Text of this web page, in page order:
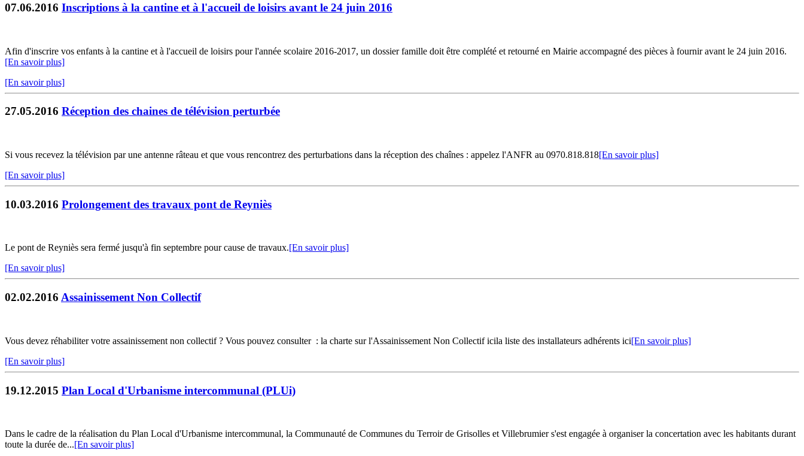
07.06.2016 Inscriptions à la cantine et à l'accueil de loisirs avant le 24 juin 2016
Afin d'inscrire vos enfants à la cantine et à l'accueil de loisirs pour l'année scolaire 2016-2017, un dossier famille doit être complété et retourné en Mairie accompagné des pièces à fournir avant le 24 juin 2016.
[En savoir plus]
[En savoir plus]
27.05.2016 Réception des chaines de télévision perturbée
Si vous recevez la télévision par une antenne râteau et que vous rencontrez des perturbations dans la réception des chaînes : appelez l'ANFR au 0970.818.818[En savoir plus]
[En savoir plus]
10.03.2016 Prolongement des travaux pont de Reyniès
Le pont de Reyniès sera fermé jusqu'à fin septembre pour cause de travaux.[En savoir plus]
[En savoir plus]
02.02.2016 Assainissement Non Collectif
Vous devez réhabiliter votre assainissement non collectif ? Vous pouvez consulter : la charte sur l'Assainissement Non Collectif icila liste des installateurs adhérents ici[En savoir plus]
[En savoir plus]
19.12.2015 Plan Local d'Urbanisme intercommunal (PLUi)
Dans le cadre de la réalisation du Plan Local d'Urbanisme intercommunal, la Communauté de Communes du Terroir de Grisolles et Villebrumier s'est engagée à organiser la concertation avec les habitants durant
toute la durée de...[En savoir plus]